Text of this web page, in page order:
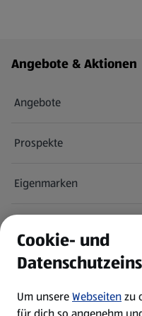
Fußzeilenmenü - weitere
Angebote & Aktionen
Angebote
Prospekte
Eigenmarken
Newsletter
WhatsApp
Cookie- und
Um unsereWebseitenzu